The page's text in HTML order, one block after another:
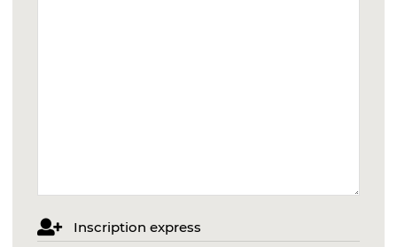
Inscription express